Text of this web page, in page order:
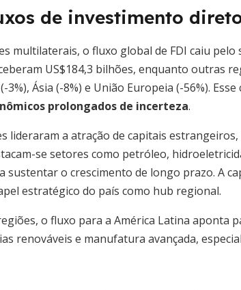
de investimento
multilaterais, o fluxo global de FDI caiu pelo
US$184,3 bilhões, enquanto outras
Ásia (-8%) e União Europeia (-56%).
prolongados de incerteza.
lideraram a atração de capitais
se setores como petróleo,
sustentar o crescimento de longo prazo. A
estratégico do país como hub regional.
o fluxo para a América Latina aponta
renováveis e manufatura avançada,